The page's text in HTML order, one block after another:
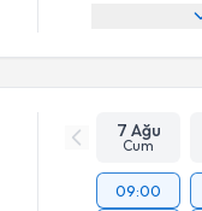
7 Ağu
Cum
09:00